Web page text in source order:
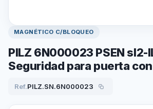
MAGNÉTICO C/BLOQUEO
PILZ 6N000023 PSEN
Seguridad para puerta
Ref.PILZ.SN.6N000023